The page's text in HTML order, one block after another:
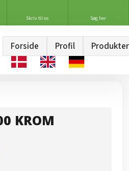
Skriv til os Søg her
Forside Profil Produkter
KROM​